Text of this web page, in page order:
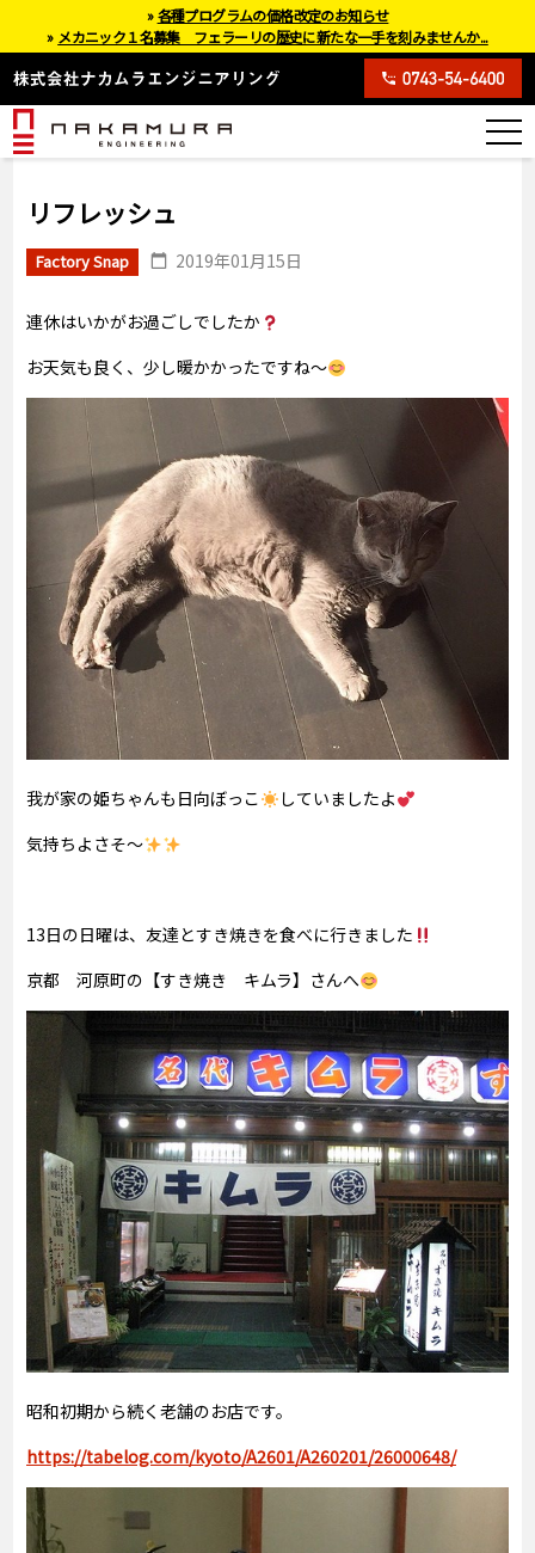
リフレッシュ
Factory Snap 2019年01月15日
連休はいかがお過ごしでしたか
お天気も良く、少し暖かかったですね～
我が家の姫ちゃんも日向ぼっこ
していましたよ
気持ちよさそ～
13日の日曜は、友達とすき焼きを食べに行きました
京都 河原町の【すき焼き キムラ】さんへ
昭和初期から続く老舗のお店です。
https://tabelog.com/kyoto/A2601/A260201/26000648/
»各種プログラムの価格改定のお知らせ
» メカニック１名募集 フェラーリの歴史に新たな一手を刻みませんか...